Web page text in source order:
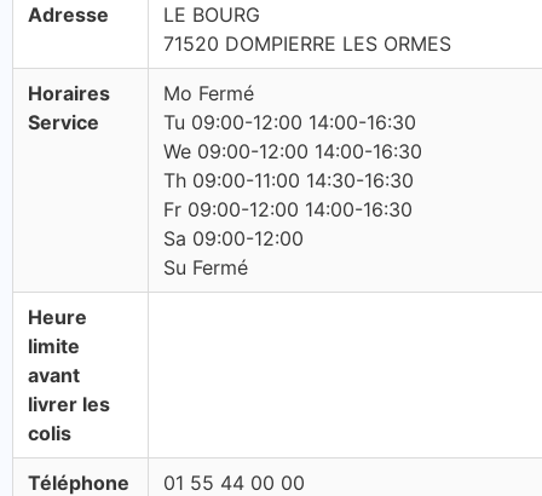
Adresse
LE BOURG
71520 DOMPIERRE LES ORMES
Horaires
Service
Mo Fermé
Tu 09:00-12:00 14:00-16:30
We 09:00-12:00 14:00-16:30
Th 09:00-11:00 14:30-16:30
Fr 09:00-12:00 14:00-16:30
Sa 09:00-12:00
Su Fermé
Heure
limite
avant
livrer les
colis
Téléphone 01 55 44 00 00